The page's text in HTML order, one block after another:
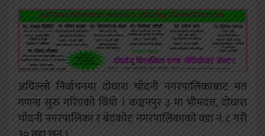
अघिल्लो निर्वाचनमा दोधारा चाँदनी नगरपालिकाबाट मत
गणना सुरु गरिएको थियो । कञ्चनपुर ३ मा भीमदत्त, दोधारा
चाँदनी नगरपालिका र बेदकोट नगरपालिकाको वडा नं. ८ गरी